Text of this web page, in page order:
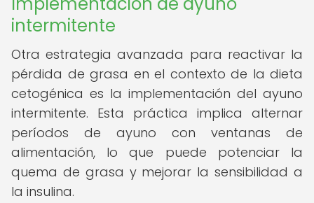
intermitente
Otra estrategia avanzada para reactivar la
pérdida de grasa en el contexto de la dieta
cetogénica es la implementación del ayuno
intermitente. Esta práctica implica alternar
períodos de ayuno con ventanas de
alimentación, lo que puede potenciar la
quema de grasa y mejorar la sensibilidad a
la insulina.